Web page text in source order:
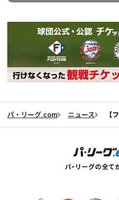
パ・リーグ.com ニュース 【